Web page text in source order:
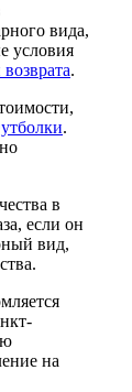
вида,
условия
.
.
в
если он
вид,
на